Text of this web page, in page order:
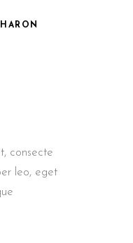
consecte
leo, eget